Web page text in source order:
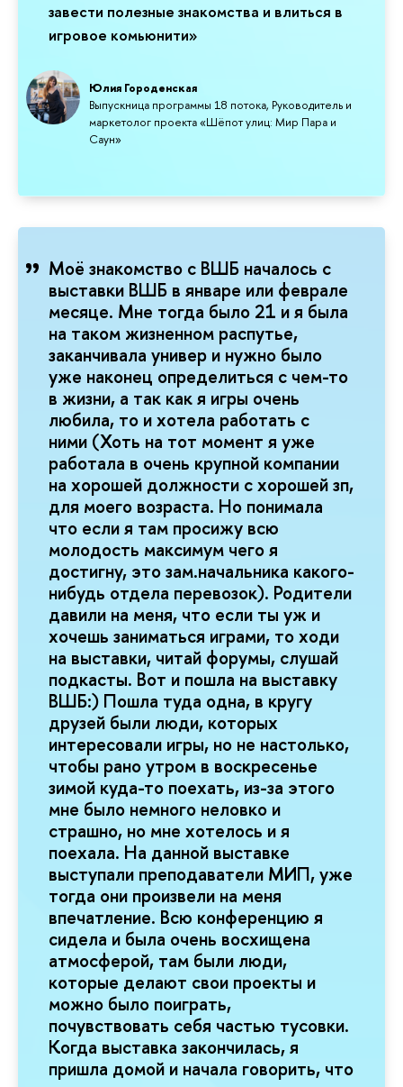
завести полезные знакомства и влиться в
игровое комьюнити»
Юлия Городенская
Выпускница программы 18 потока, Руководитель и
маркетолог проекта «Шёпот улиц: Мир Пара и
Саун»
Моё знакомство с ВШБ началось с
выставки ВШБ в январе или феврале
месяце. Мне тогда было 21 и я была
на таком жизненном распутье,
заканчивала универ и нужно было
уже наконец определиться с чем-то
в жизни, а так как я игры очень
любила, то и хотела работать с
ними (Хоть на тот момент я уже
работала в очень крупной компании
на хорошей должности с хорошей зп,
для моего возраста. Но понимала
что если я там просижу всю
молодость максимум чего я
достигну, это зам.начальника какого-
нибудь отдела перевозок). Родители
давили на меня, что если ты уж и
хочешь заниматься играми, то ходи
на выставки, читай форумы, слушай
подкасты. Вот и пошла на выставку
ВШБ:) Пошла туда одна, в кругу
друзей были люди, которых
интересовали игры, но не настолько,
чтобы рано утром в воскресенье
зимой куда-то поехать, из-за этого
мне было немного неловко и
страшно, но мне хотелось и я
поехала. На данной выставке
выступали преподаватели МИП, уже
тогда они произвели на меня
впечатление. Всю конференцию я
сидела и была очень восхищена
атмосферой, там были люди,
которые делают свои проекты и
можно было поиграть,
почувствовать себя частью тусовки.
Когда выставка закончилась, я
пришла домой и начала говорить, что